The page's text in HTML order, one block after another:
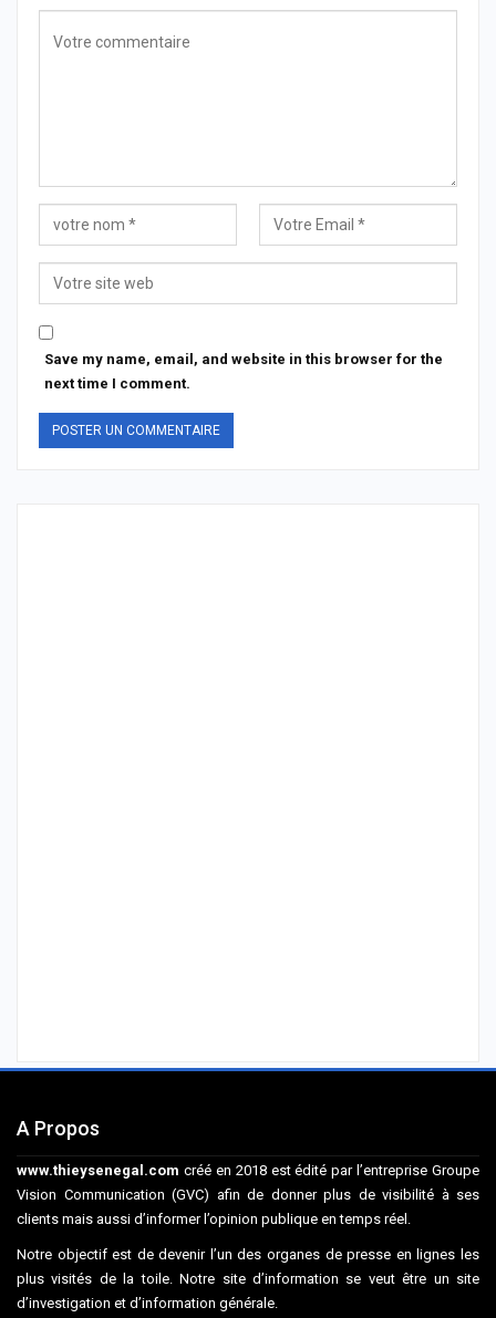
Save my name, email, and website in this browser for the
next time I comment.
A Propos
www.thieysenegal.com créé en 2018 est édité par l’entreprise Groupe
Vision Communication (GVC) afin de donner plus de visibilité à ses
clients mais aussi d’informer l’opinion publique en temps réel.
Notre objectif est de devenir l’un des organes de presse en lignes les
plus visités de la toile. Notre site d’information se veut être un site
d’investigation et d’information générale.